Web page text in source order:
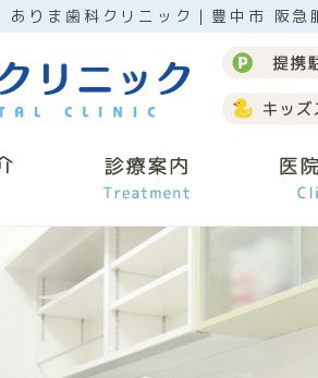
ありま歯科クリニック｜豊中市 阪急